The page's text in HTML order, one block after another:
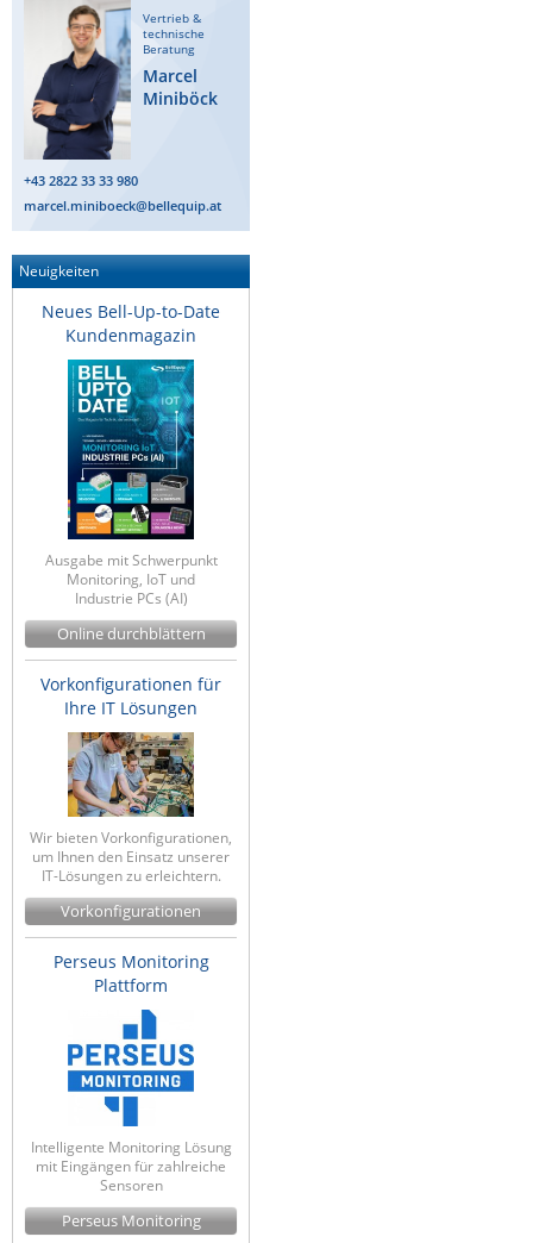
Vertrieb &
technische
Beratung
Marcel
Miniböck
+43 2822 33 33 980
marcel.miniboeck@bellequip.at
Neuigkeiten
Neues Bell-Up-to-Date
Kundenmagazin
Ausgabe mit Schwerpunkt
Monitoring, IoT und
Industrie PCs (AI)
Online durchblättern
Vorkonfigurationen für
Ihre IT Lösungen
Wir bieten Vorkonfigurationen,
um Ihnen den Einsatz unserer
IT-Lösungen zu erleichtern.
Vorkonfigurationen
Perseus Monitoring
Plattform
Intelligente Monitoring Lösung
mit Eingängen für zahlreiche
Sensoren
Perseus Monitoring